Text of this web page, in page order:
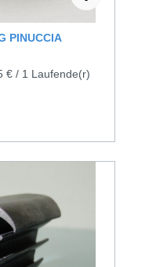
PINUCCIA
€ / 1 Laufende(r)